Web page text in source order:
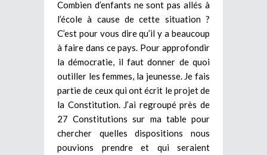
Combien d’enfants ne sont pas allés à
l’école à cause de cette situation ?
C’est pour vous dire qu’il y a beaucoup
à faire dans ce pays. Pour approfondir
la démocratie, il faut donner de quoi
outiller les femmes, la jeunesse. Je fais
partie de ceux qui ont écrit le projet de
la Constitution. J’ai regroupé près de
27 Constitutions sur ma table pour
chercher quelles dispositions nous
pouvions prendre et qui seraient